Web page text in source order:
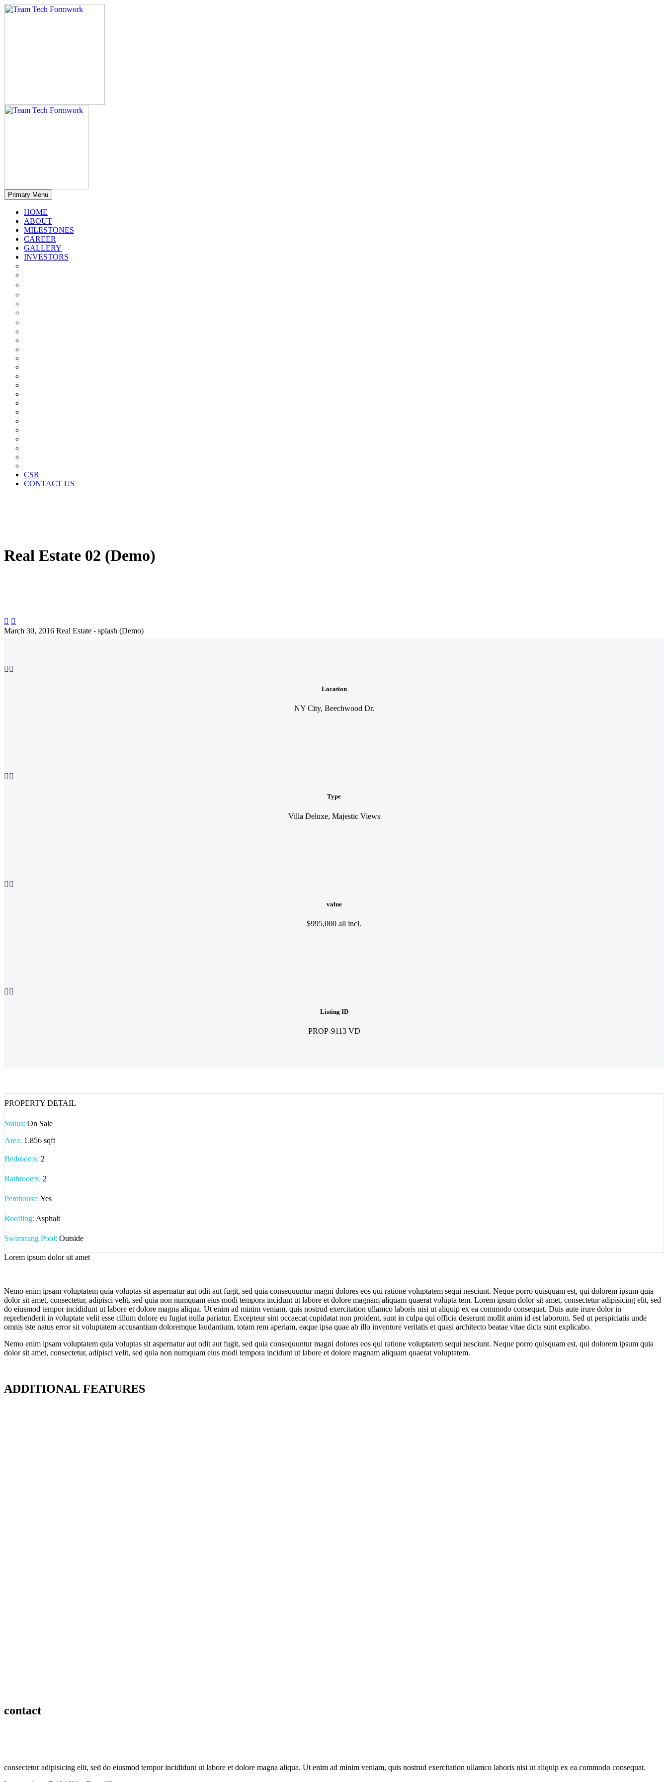
Primary Menu
HOME
ABOUT
MILESTONES
CAREER
GALLERY
INVESTORS
CSR
CONTACT US
Real Estate 02 (Demo)
 
March 30, 2016 Real Estate - splash (Demo)
 
Location
NY City, Beechwood Dr.
 
Type
Villa Deluxe, Majestic Views
 
value
$995,000 all incl.
 
Listing ID
PROP-9113 VD
PROPERTY DETAIL
Status: On Sale
Area: 1.856 sqft
Bedrooms: 2
Bathrooms: 2
Penthouse: Yes
Roofling: Asphalt
Swimming Pool: Outside
Lorem ipsum dolor sit amet
Nemo enim ipsam voluptatem quia voluptas sit aspernatur aut odit aut fugit, sed quia consequuntur magni dolores eos qui ratione voluptatem sequi nesciunt. Neque porro quisquam est, qui dolorem ipsum quia
dolor sit amet, consectetur, adipisci velit, sed quia non numquam eius modi tempora incidunt ut labore et dolore magnam aliquam quaerat volupta tem. Lorem ipsum dolor sit amet, consectetur adipisicing elit, sed
do eiusmod tempor incididunt ut labore et dolore magna aliqua. Ut enim ad minim veniam, quis nostrud exercitation ullamco laboris nisi ut aliquip ex ea commodo consequat. Duis aute irure dolor in
reprehenderit in voluptate velit esse cillum dolore eu fugiat nulla pariatur. Excepteur sint occaecat cupidatat non proident, sunt in culpa qui officia deserunt mollit anim id est laborum. Sed ut perspiciatis unde
omnis iste natus error sit voluptatem accusantium doloremque laudantium, totam rem aperiam, eaque ipsa quae ab illo inventore veritatis et quasi architecto beatae vitae dicta sunt explicabo.
Nemo enim ipsam voluptatem quia voluptas sit aspernatur aut odit aut fugit, sed quia consequuntur magni dolores eos qui ratione voluptatem sequi nesciunt. Neque porro quisquam est, qui dolorem ipsum quia
dolor sit amet, consectetur, adipisci velit, sed quia non numquam eius modi tempora incidunt ut labore et dolore magnam aliquam quaerat voluptatem.
ADDITIONAL FEATURES
contact
consectetur adipisicing elit, sed do eiusmod tempor incididunt ut labore et dolore magna aliqua. Ut enim ad minim veniam, quis nostrud exercitation ullamco laboris nisi ut aliquip ex ea commodo consequat.